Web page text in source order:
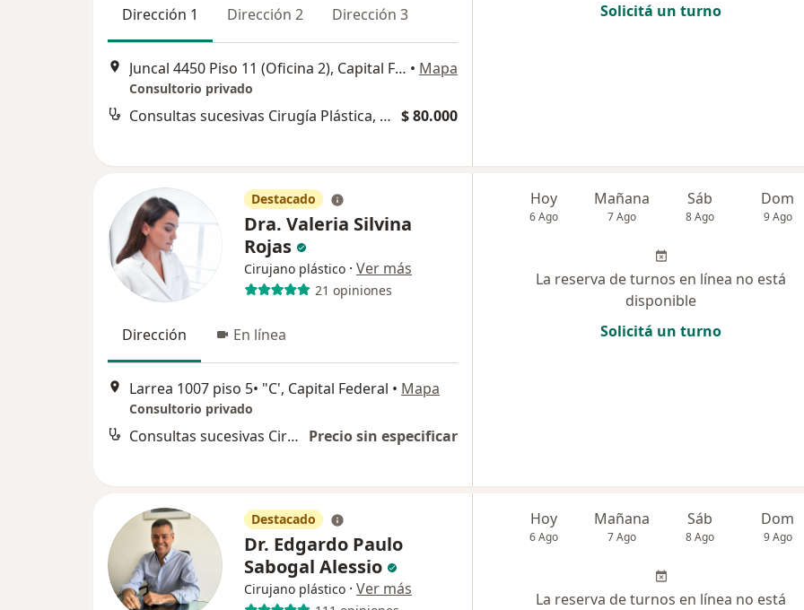
Dirección 1 Dirección 2 Dirección 3
Juncal 4450 Piso 11 (Oficina 2), Capital Federal • Mapa
Consultorio privado
Consultas sucesivas Cirugía Plástica, Estética y Reparadora $ 80.000
Solicitá un turno
Destacado
Dra. Valeria Silvina
Rojas
Cirujano plástico · Ver más
21 opiniones
Dirección En línea
Larrea 1007 piso 5• "C', Capital Federal • Mapa
Consultorio privado
Consultas sucesivas Cirugía Plástica, Estética y Reparadora Precio sin especificar
Hoy
6 Ago
Mañana
7 Ago
Sáb
8 Ago
Dom
9 Ago
La reserva de turnos en línea no está
disponible
Solicitá un turno
Destacado
Dr. Edgardo Paulo
Sabogal Alessio
Cirujano plástico · Ver más
Hoy
6 Ago
Mañana
7 Ago
Sáb
8 Ago
Dom
9 Ago
La reserva de turnos en línea no está